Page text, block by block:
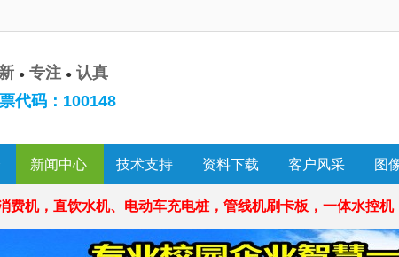
● 专注 ● 认真
代码：100148
新闻中心 技术支持 资料下载 客户风采 图
，直饮水机、电动车充电桩，管线机刷卡板，一体水控机，彩屏